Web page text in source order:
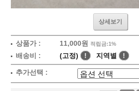
상세보기
상품가 : 11,000원 적립금:1%
배송비 : (고정) ! 지역별 !
추가선택 :